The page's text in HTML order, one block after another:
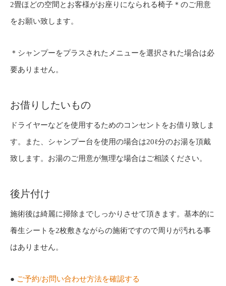
2畳ほどの空間とお客様がお座りになられる椅子＊のご用意
をお願い致します。
＊シャンプーをプラスされたメニューを選択された場合は必
要ありません。
お借りしたいもの
ドライヤーなどを使用するためのコンセントをお借り致しま
す。また、シャンプー台を使用の場合は20ℓ分のお湯を頂戴
致します。お湯のご用意が無理な場合はご相談ください。
後片付け
施術後は綺麗に掃除までしっかりさせて頂きます。基本的に
養生シートを2枚敷きながらの施術ですので周りが汚れる事
はありません。
● ご予約/お問い合わせ方法を確認する